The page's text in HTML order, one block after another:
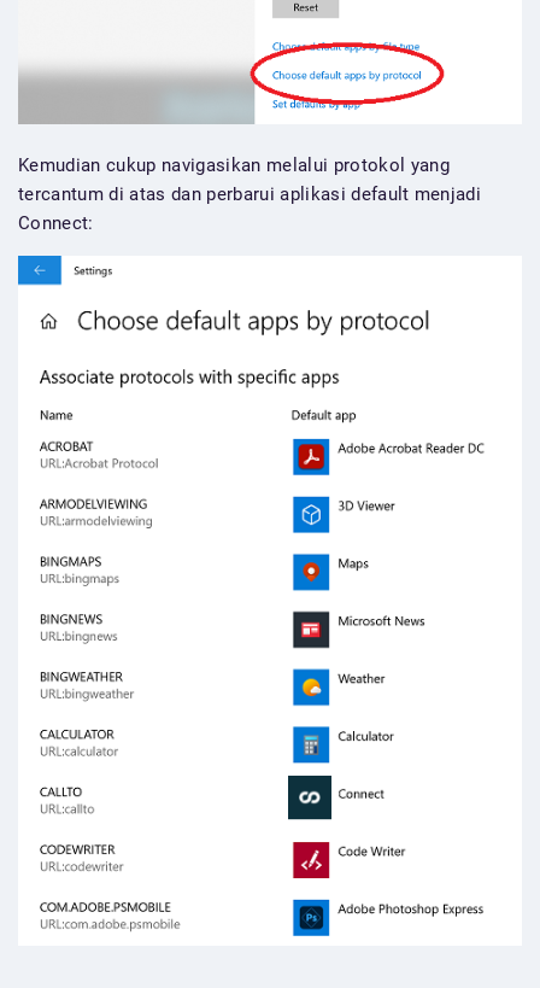
Kemudian cukup navigasikan melalui protokol yang
tercantum di atas dan perbarui aplikasi default menjadi
Connect: